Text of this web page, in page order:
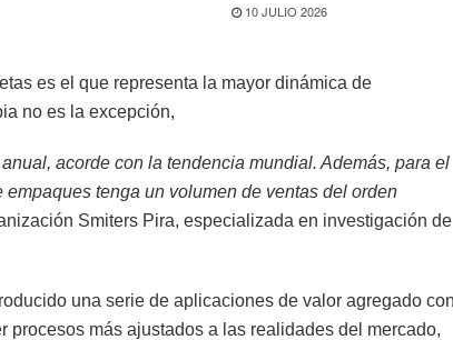
10 JULIO 2026
es el que representa la mayor dinámica de
no es la excepción,
acorde con la tendencia mundial. Además, para el
tenga un volumen de ventas del orden
Smiters Pira, especializada en investigación de
una serie de aplicaciones de valor agregado con
procesos más ajustados a las realidades del mercado,